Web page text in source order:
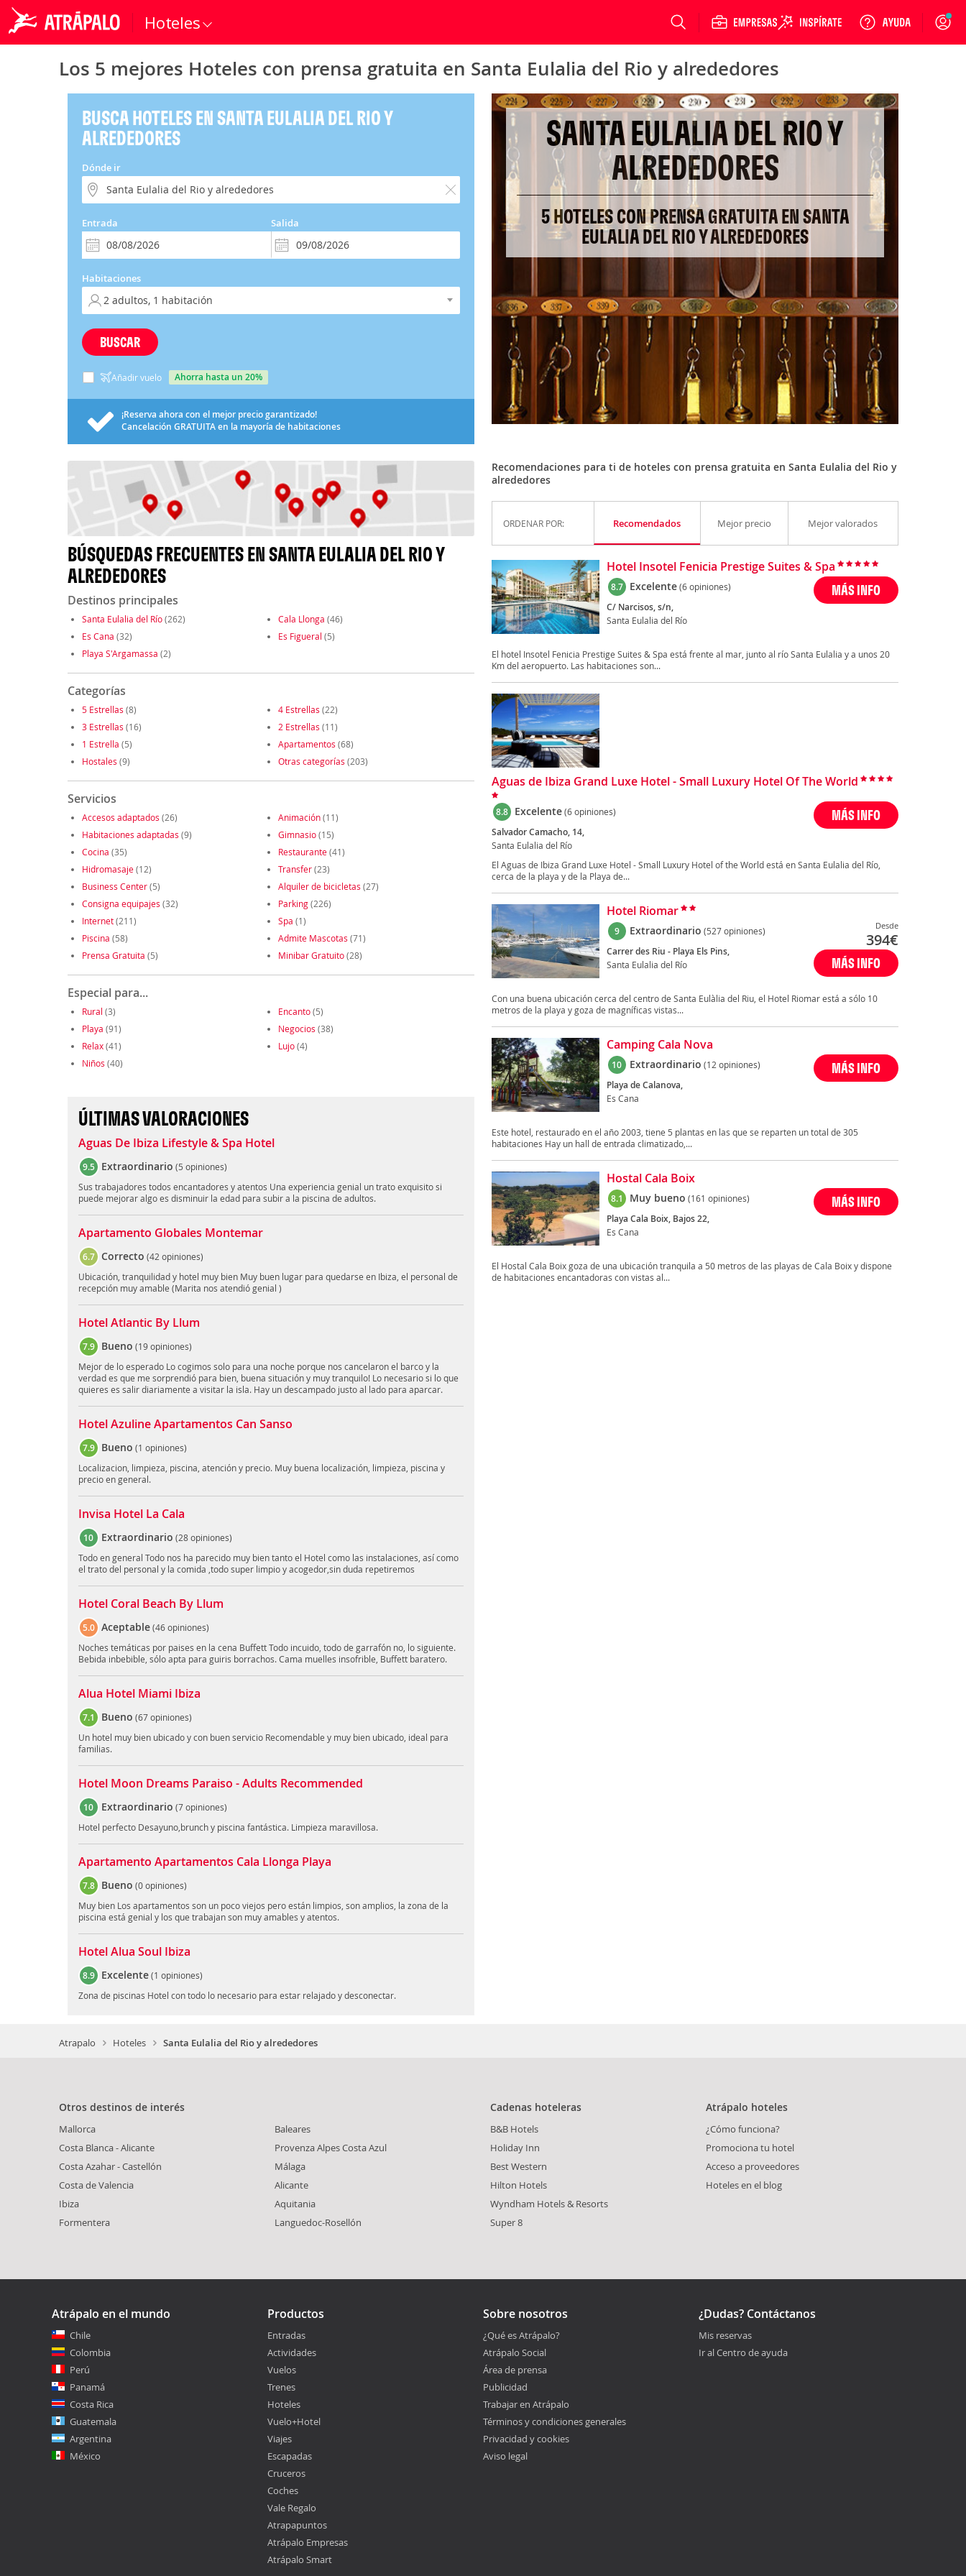
Hoteles Login
Los 5 mejores Hoteles con prensa gratuita en Santa Eulalia del Rio y alrededores
BUSCA HOTELES EN SANTA EULALIA DEL RIO Y
ALREDEDORES
Dónde ir
Entrada Salida
Habitaciones
BUSCAR
Añadir vuelo ahorra hasta un 20%
¡Reserva ahora con el mejor precio garantizado!
Cancelación GRATUITAen la mayoría de habitaciones
BÚSQUEDAS FRECUENTES EN SANTA EULALIA DEL RIO Y
ALREDEDORES
Destinos principales
Santa Eulalia del Río(262) Cala Llonga (46)
Es Cana (32) Es Figueral (5)
Playa S'Argamassa (2)
Categorías
5 Estrellas (8) 4 Estrellas (22)
3 Estrellas (16) 2 Estrellas (11)
1 Estrella (5) Apartamentos (68)
Hostales (9) Otras categorías (203)
Servicios
Accesos adaptados (26) Animación(11)
Habitaciones adaptadas (9) Gimnasio(15)
Cocina (35) Restaurante(41)
Hidromasaje(12) Transfer(23)
Business Center(5) Alquiler de bicicletas (27)
Consigna equipajes (32) Parking(226)
Internet(211) Spa (1)
Piscina (58) Admite Mascotas (71)
Prensa Gratuita (5) Minibar Gratuito(28)
Especial para...
Rural (3) Encanto(5)
Playa (91) Negocios (38)
Relax(41) Lujo(4)
Niños (40)
ÚLTIMAS VALORACIONES
Aguas De Ibiza Lifestyle & Spa Hotel
9.5 Extraordinario (5 opiniones)
Sus trabajadores todos encantadores y atentos Una experiencia genial un trato exquisito si
puede mejorar algo es disminuir la edad para subir a la piscina de adultos.
Apartamento Globales Montemar
6.7 Correcto (42 opiniones)
Ubicación, tranquilidad y hotel muy bien Muy buen lugar para quedarse en Ibiza, el personal de
recepción muy amable (Marita nos atendió genial )
Hotel Atlantic By Llum
7.9 Bueno (19 opiniones)
Mejor de lo esperado Lo cogimos solo para una noche porque nos cancelaron el barco y la
verdad es que me sorprendió para bien, buena situación y muy tranquilo! Lo necesario si lo que
quieres es salir diariamente a visitar la isla. Hay un descampado justo al lado para aparcar.
Hotel Azuline Apartamentos Can Sanso
7.9 Bueno (1 opiniones)
Localizacion, limpieza, piscina, atención y precio. Muy buena localización, limpieza, piscina y
precio en general.
Invisa Hotel La Cala
10 Extraordinario (28 opiniones)
Todo en general Todo nos ha parecido muy bien tanto el Hotel como las instalaciones, así como
el trato del personal y la comida ,todo super limpio y acogedor,sin duda repetiremos
Hotel Coral Beach By Llum
5.0 Aceptable(46 opiniones)
Noches temáticas por paises en la cena Buffett Todo incuido, todo de garrafón no, lo siguiente.
Bebida inbebible, sólo apta para guiris borrachos. Cama muelles insofrible, Buffett baratero.
Alua Hotel Miami Ibiza
7.1 Bueno (67 opiniones)
Un hotel muy bien ubicado y con buen servicio Recomendable y muy bien ubicado, ideal para
familias.
Hotel Moon Dreams Paraiso - Adults Recommended
10 Extraordinario (7 opiniones)
Hotel perfecto Desayuno,brunch y piscina fantástica. Limpieza maravillosa.
Apartamento Apartamentos Cala Llonga Playa
7.8 Bueno (0 opiniones)
Muy bien Los apartamentos son un poco viejos pero están limpios, son amplios, la zona de la
piscina está genial y los que trabajan son muy amables y atentos.
Hotel Alua Soul Ibiza
8.9 Excelente(1 opiniones)
Zona de piscinas Hotel con todo lo necesario para estar relajado y desconectar.
SANTA EULALIA DEL RIO Y
ALREDEDORES
5 HOTELES CON PRENSA GRATUITA EN SANTA
EULALIA DEL RIO Y ALREDEDORES
Recomendaciones para ti de hoteles con prensa gratuita en Santa Eulalia del Rio y
alrededores
ORDENAR POR: Recomendados Mejor precio Mejor valorados
Hotel Insotel Fenicia Prestige Suites & Spa
8.7 Excelente(6 opiniones)
C/ Narcisos, s/n,
Santa Eulalia del Río
MÁS INFO
El hotel Insotel Fenicia Prestige Suites & Spa está frente al mar, junto al río Santa Eulalia y a unos 20
Km del aeropuerto. Las habitaciones son...
Aguas de Ibiza Grand Luxe Hotel - Small Luxury Hotel Of The World
8.8 Excelente(6 opiniones)
Salvador Camacho, 14,
Santa Eulalia del Río
MÁS INFO
El Aguas de Ibiza Grand Luxe Hotel - Small Luxury Hotel of the World está en Santa Eulalia del Río,
cerca de la playa y de la Playa de...
Hotel Riomar
9 Extraordinario (527 opiniones)
Carrer des Riu - Playa Els Pins,
Santa Eulalia del Río
Desde
394€
MÁS INFO
Con una buena ubicación cerca del centro de Santa Eulàlia del Riu, el Hotel Riomar está a sólo 10
metros de la playa y goza de magníficas vistas...
Camping Cala Nova
10 Extraordinario (12 opiniones)
Playa de Calanova,
Es Cana
MÁS INFO
Este hotel, restaurado en el año 2003, tiene 5 plantas en las que se reparten un total de 305
habitaciones Hay un hall de entrada climatizado,...
Hostal Cala Boix
8.1 Muy bueno (161 opiniones)
Playa Cala Boix, Bajos 22,
Es Cana
MÁS INFO
El Hostal Cala Boix goza de una ubicación tranquila a 50 metros de las playas de Cala Boix y dispone
de habitaciones encantadoras con vistas al...
Atrapalo Hoteles Santa Eulalia del Rio y alrededores
Otros destinos de interés
Mallorca
Costa Blanca - Alicante
Costa Azahar - Castellón
Costa de Valencia
Ibiza
Formentera
Baleares
Provenza Alpes Costa Azul
Málaga
Alicante
Aquitania
Languedoc-Rosellón
Cadenas hoteleras
B&B Hotels
Holiday Inn
Best Western
Hilton Hotels
Wyndham Hotels & Resorts
Super 8
Atrápalo hoteles
¿Cómo funciona?
Promociona tu hotel
Acceso a proveedores
Hoteles en el blog
Atrápalo en el mundo
Chile
Colombia
Perú
Panamá
Costa Rica
Guatemala
Argentina
México
Productos
Entradas
Actividades
Vuelos
Trenes
Hoteles
Vuelo+Hotel
Viajes
Escapadas
Cruceros
Coches
Vale Regalo
Atrapapuntos
Atrápalo Empresas
Atrápalo Smart
Sobre nosotros
¿Qué es Atrápalo?
Atrápalo Social
Área de prensa
Publicidad
Trabajar en Atrápalo
Términos y condiciones generales
Privacidad y cookies
Aviso legal
¿Dudas? Contáctanos
Mis reservas
Ir al Centro de ayuda